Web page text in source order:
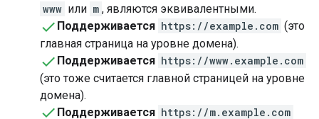
www или m , являются эквивалентными.
Поддерживается https://example.com (это
главная страница на уровне домена).
Поддерживается https://www.example.com
(это тоже считается главной страницей на уровне
домена).
Поддерживается https://m.example.com